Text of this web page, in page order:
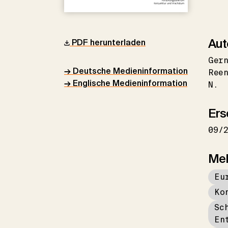
PDF herunterladen
→ Deutsche Medieninformation
→ Englische Medieninformation
Gern
N.
09/